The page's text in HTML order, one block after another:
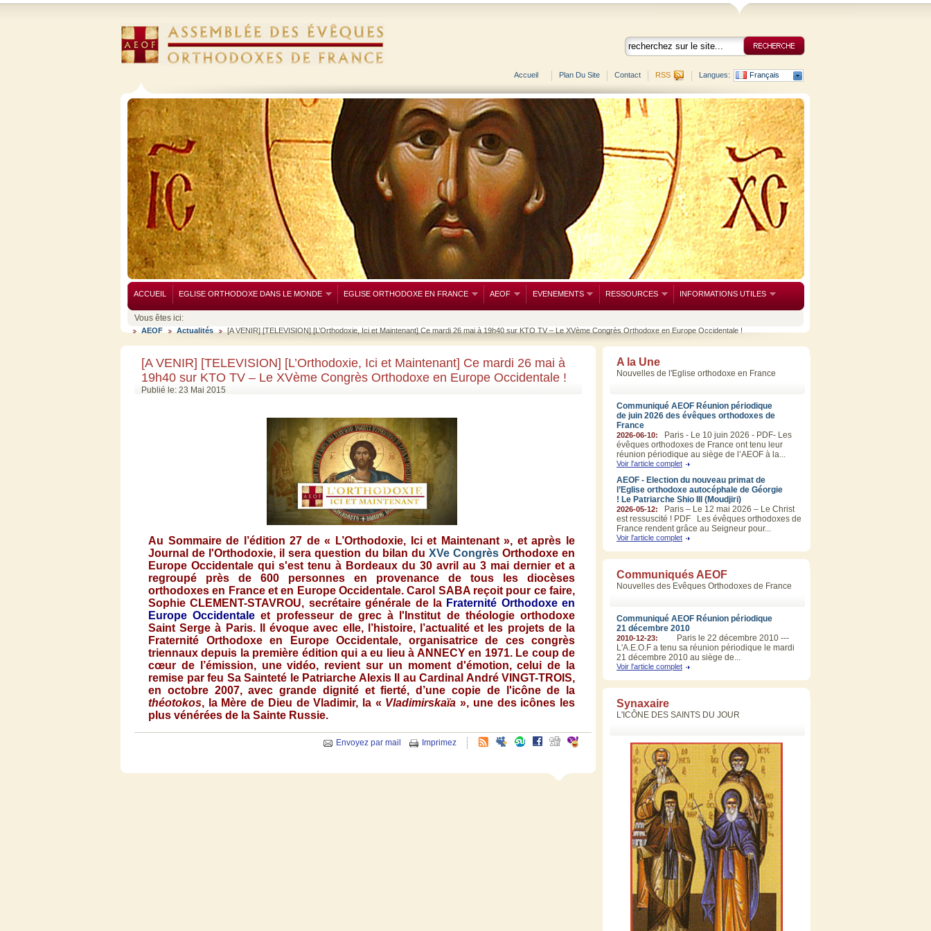
Langues: Français
RSS
Contact
Plan Du Site
Accueil
ACCUEIL EGLISE ORTHODOXE DANS LE MONDE EGLISE ORTHODOXE EN FRANCE AEOF EVENEMENTS RESSOURCES INFORMATIONS UTILES
Vous êtes ici:
AEOF Actualités [A VENIR] [TELEVISION] [L’Orthodoxie, Ici et Maintenant] Ce mardi 26 mai à 19h40 sur KTO TV – Le XVème Congrès Orthodoxe en Europe Occidentale !
[A VENIR] [TELEVISION] [L’Orthodoxie, Ici et Maintenant] Ce mardi 26 mai à
19h40 sur KTO TV – Le XVème Congrès Orthodoxe en Europe Occidentale !
Publié le: 23 Mai 2015
Au Sommairede l’édition 27 de « L’Orthodoxie, Iciet Maintenant», etaprès le
Journal de l'Orthodoxie, il sera question du bilan du XVe Congrès Orthodoxeen
Europe Occidentale qui s'est tenu à Bordeaux du 30 avril au 3 mai dernier et a
regroupé
près de 600 personnes en provenance de tous les diocèses
orthodoxes en France et en Europe Occidentale. Carol SABA reçoit pour cefaire,
SophieCLEMENT-STAVROU, secrétaire générale de la Fraternité Orthodoxeen
EuropeOccidentale et professeurdegrec à l'Institut de théologie orthodoxe
Saint Sergeà Paris. Ilévoque avec elle, l’histoire, l’actualitéet les projetsde la
Fraternité
Orthodoxeen Europe Occidentale, organisatricede ces
congrès
triennaux depuis la première édition qui aeu lieuà ANNECYen 1971. Le coup de
cœur de l’émission, une vidéo, revient sur un moment d'émotion,celui de la
remise par feu Sa Sainteté le Patriarche Alexis II au Cardinal André VINGT-TROIS,
en octobre2007,avec grande dignitéetfierté,d’une copie de l'icônede la
théotokos, la Mère de Dieu de Vladimir, la « Vladimirskaïa », unedes icônes les
plus vénérées de la Sainte Russie.
Imprimez
Envoyez par mail
A la Une
Nouvelles de l'Eglise orthodoxe en France
Communiqué AEOF Réunion périodique
de juin 2026 des évêques orthodoxes de
France
2026-06-10:
Paris - Le 10 juin 2026 - PDF- Les
évêques orthodoxes de France ont tenu leur
réunion périodique au siège de l’AEOF à la...
Voir l'article complet
AEOF - Election du nouveau primat de
l’Eglise orthodoxe autocéphale de Géorgie
! Le Patriarche Shio III (Moudjiri)
2026-05-12:
Paris – Le 12 mai 2026 – Le Christ
est ressuscité ! PDF Les évêques orthodoxes de
France rendent grâce au Seigneur pour...
Voir l'article complet
Communiqués AEOF
Nouvelles des Evêques Orthodoxes de France
Communiqué AEOF Réunion périodique
21 décembre 2010
2010-12-23:
Paris le 22 décembre 2010 ---
L'A.E.O.F a tenu sa réunion périodique le mardi
21 décembre 2010 au siège de...
Voir l'article complet
Synaxaire
L'ICÔNE DES SAINTS DU JOUR